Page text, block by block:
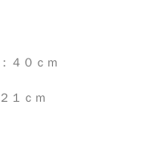
４０ｃｍ
１ｃｍ